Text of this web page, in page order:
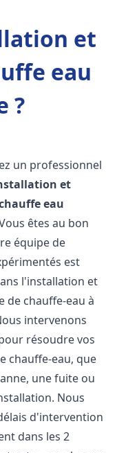
et
eau
?
un professionnel
et
eau
êtes au bon
équipe de
est
l'installation et
de chauffe-eau à
intervenons
résoudre vos
chauffe-eau, que
une fuite ou
Nous
d'intervention
dans les 2